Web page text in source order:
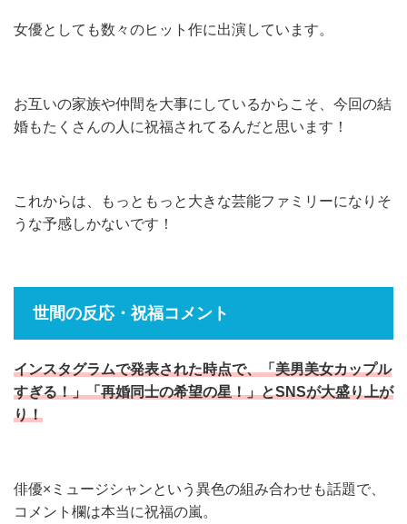
女優としても数々のヒット作に出演しています。
お互いの家族や仲間を大事にしているからこそ、今回の結
婚もたくさんの人に祝福されてるんだと思います！
これからは、もっともっと大きな芸能ファミリーになりそ
うな予感しかないです！
世間の反応・祝福コメント
インスタグラムで発表された時点で、「美男美女カップル
すぎる！」「再婚同士の希望の星！」とSNSが大盛り上が
り！
俳優×ミュージシャンという異色の組み合わせも話題で、
コメント欄は本当に祝福の嵐。